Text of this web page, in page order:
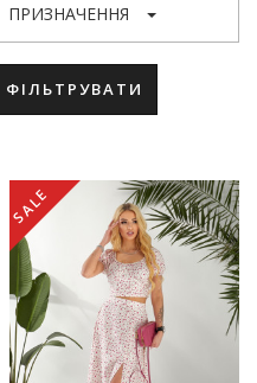
ПРИЗНАЧЕННЯ
ФІЛЬТРУВАТИ
SALE